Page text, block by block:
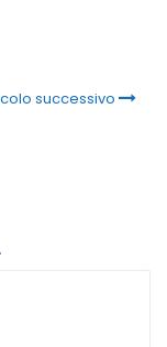
successivo